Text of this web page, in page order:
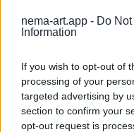
nema-art.app - Do
Information
If you wish to opt-out of
processing of your
targeted advertising by
section to confirm your
opt-out request is
Сложные линии и
атмосферу
чувство
Интрига